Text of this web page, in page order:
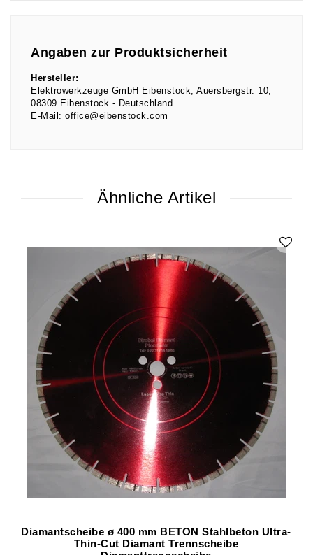
Angaben zur Produktsicherheit
Hersteller:
Elektrowerkzeuge GmbH Eibenstock
Auersbergstr. 10
08309 Eibenstock
Deutschland
E-Mail: office@eibenstock.com
Ähnliche Artikel
Diamantscheibe ø 400 mm BETON Stahlbeton Ultra-
Thin-Cut Diamant Trennscheibe